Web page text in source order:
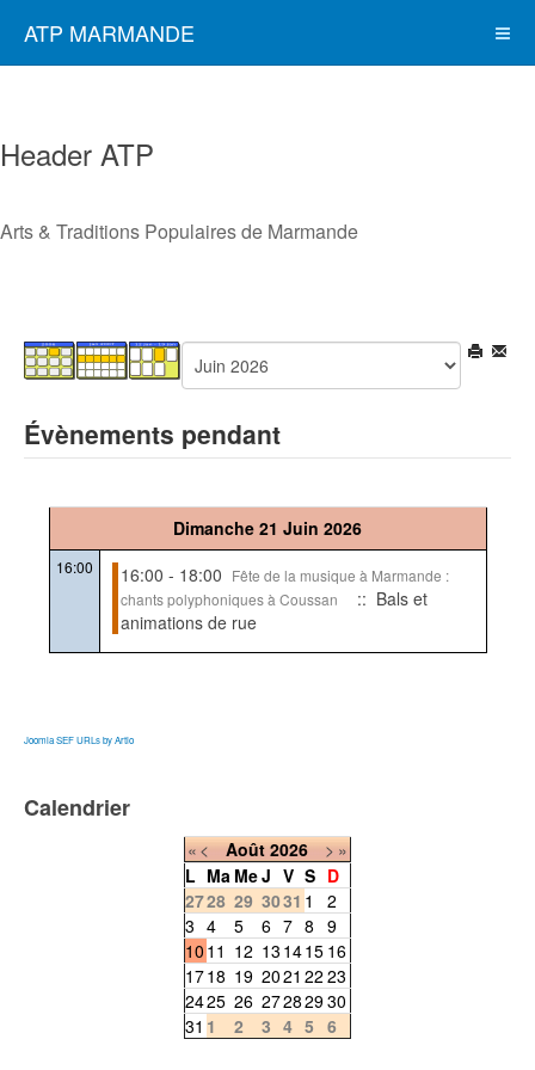
ATP MARMANDE
Header ATP
Arts & Traditions Populaires de Marmande
Évènements pendant
Dimanche 21 Juin 2026
16:00 16:00 - 18:00 Fête de la musique à Marmande :
chants polyphoniques à Coussan
:: Bals et
animations de rue
Joomla SEF URLs by Artio
Calendrier
«< Août 2026 >»
L Ma MeJ V S D
2728 29 3031 1
2
3 4 5 6 7 8 9
10 11 12 13 1415 16
1718 19 2021 22 23
2425 26 27282930
31 1 2 3 4 5 6